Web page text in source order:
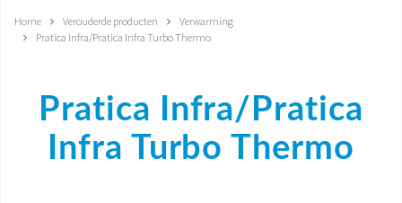
LUCHTBEHANDELING
GEÏNTEGREERDE SYSTEMEN
CONTACTEN
Home Verouderde producten
Verwarming
Pratica Infra/Pratica Infra Turbo Thermo
Pratica Infra/Pratica
Infra Turbo Thermo